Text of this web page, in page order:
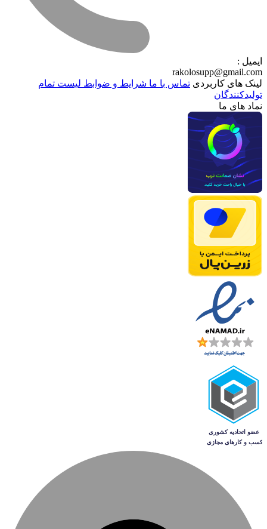
ایمیل :
rakolosupp@gmail.com
لینک های کاربردی تماس با ما شرایط و ضوابط لیست تمام
تولیدکنندگان
نماد های ما